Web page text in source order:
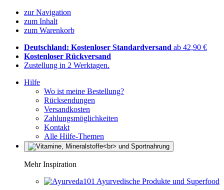
zur Navigation
zum Inhalt
zum Warenkorb
Deutschland: Kostenloser Standardversand ab 42,90 €
Kostenloser Rückversand
Zustellung in 2 Werktagen.
Hilfe
Wo ist meine Bestellung?
Rücksendungen
Versandkosten
Zahlungsmöglichkeiten
Kontakt
Alle Hilfe-Themen
Mehr Inspiration
Ayurvedische Produkte und Superfood